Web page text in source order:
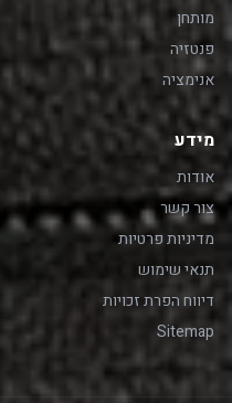
מותחן
פנטזיה
אנימציה
מידע
אודות
צור קשר
מדיניות פרטיות
תנאי שימוש
דיווח הפרת זכויות
Sitemap